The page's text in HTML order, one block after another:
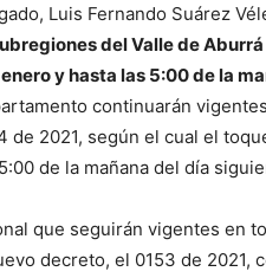
Luis Fernando Suárez
del Valle de
y hasta las 5:00 de la
continuarán
2021, según el cual el
de la mañana del día
que seguirán vigentes en
decreto, el 0153 de 2021,